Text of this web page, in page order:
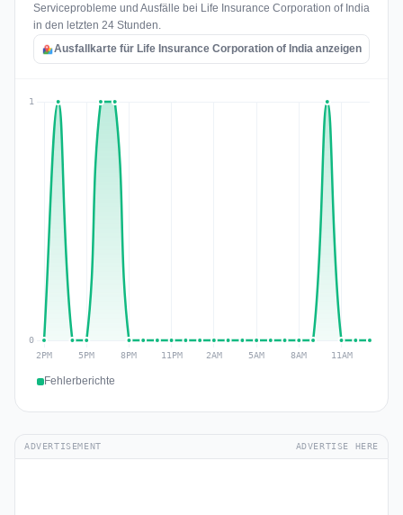
Serviceprobleme und Ausfälle bei Life Insurance Corporation of India
in den letzten 24 Stunden.
Ausfallkarte für Life Insurance Corporation of India anzeigen
Fehlerberichte
ADVERTISEMENT ADVERTISE HERE